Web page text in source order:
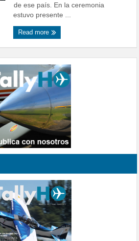
de ese país. En la ceremonia
estuvo presente ...
Read more